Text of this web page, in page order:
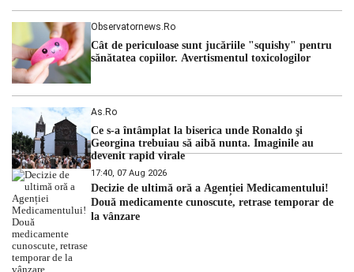
Observatornews.ro
Cât de periculoase sunt jucăriile "squishy" pentru
sănătatea copiilor. Avertismentul toxicologilor
As.ro
Ce s-a întâmplat la biserica unde Ronaldo şi
Georgina trebuiau să aibă nunta. Imaginile au
devenit rapid virale
17:40, 07 Aug 2026
Decizie de ultimă oră a Agenției Medicamentului!
Două medicamente cunoscute, retrase temporar de
la vânzare